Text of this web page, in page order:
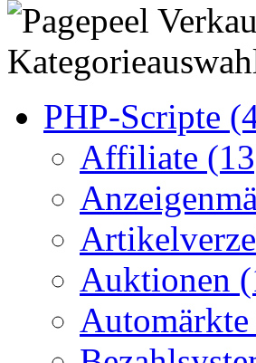
PHP-Scripte
Affiliate
Auktionen